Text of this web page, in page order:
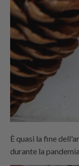
È quasi la fine
durante la